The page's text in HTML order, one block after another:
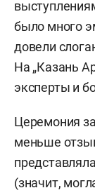
было много
довели
На „Казань
эксперты и
Церемония
меньше
(значит,